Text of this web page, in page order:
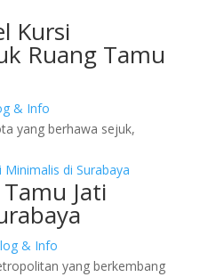
Kursi
Ruang Tamu
& Info
yang berhawa sejuk,
Jati
& Info
yang berkembang